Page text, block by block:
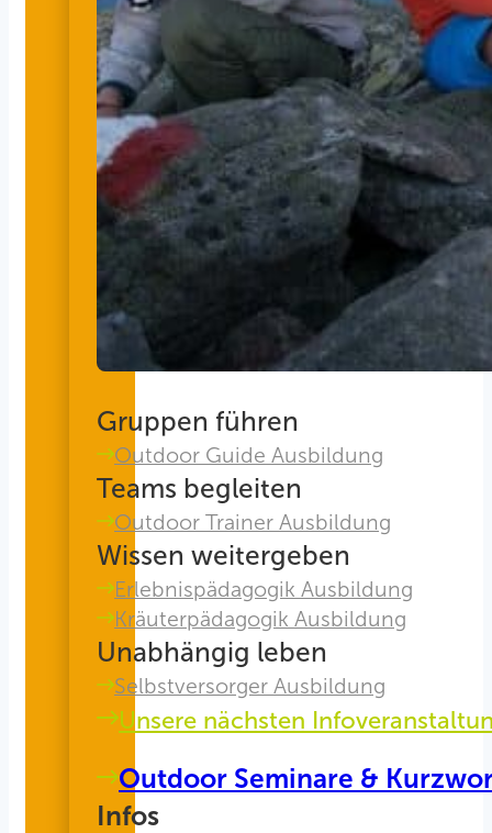
Gruppen führen
Outdoor Guide Ausbildung
Teams begleiten
Outdoor Trainer Ausbildung
Wissen weitergeben
Erlebnispädagogik Ausbildung
Kräuterpädagogik Ausbildung
Unabhängig leben
Selbstversorger Ausbildung
Unsere nächsten
Outdoor Seminare &
Infos